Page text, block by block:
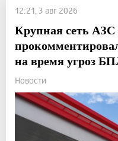
12:21, 3 авг 2026
Крупная сеть
на время угроз
Новости